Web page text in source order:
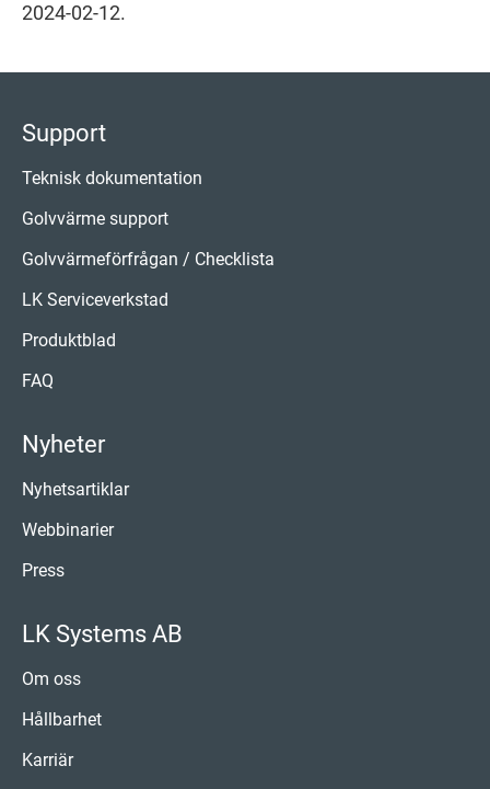
2024-02-12.
Support
Teknisk dokumentation
Golvvärme support
Golvvärmeförfrågan / Checklista
LK Serviceverkstad
Produktblad
FAQ
Nyheter
Nyhetsartiklar
Webbinarier
Press
LK Systems AB
Om oss
Hållbarhet
Karriär